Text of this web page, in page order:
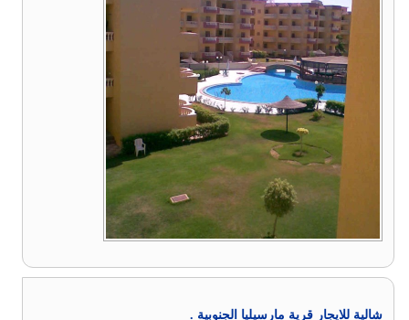
شالية للايجار قرية مارسيليا الجنوبية .